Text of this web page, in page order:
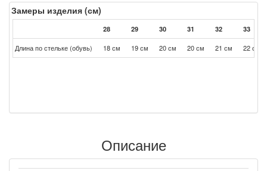
Замеры изделия (см)
28 29 30 31 32 33
Длина по стельке (обувь) 18 см 19 см 20 см 20 см 21 см 22 см
Описание